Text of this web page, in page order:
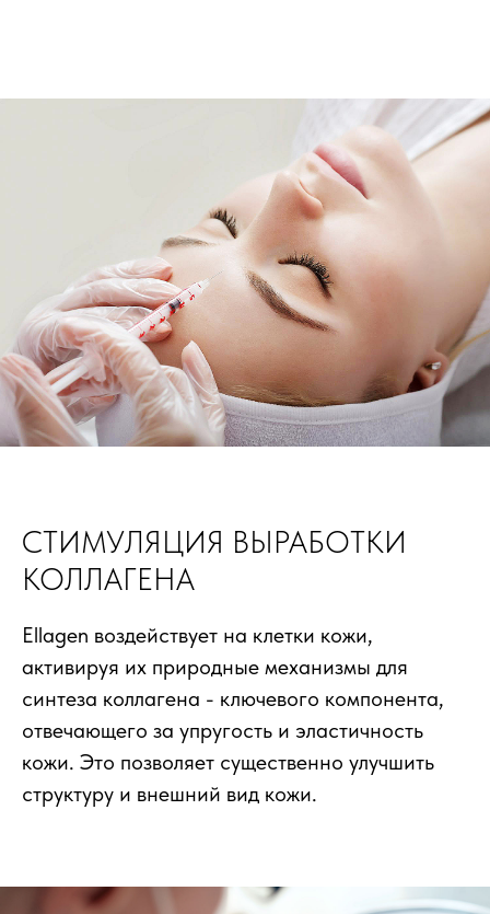
СТИМУЛЯЦИЯ ВЫРАБОТКИ
КОЛЛАГЕНА
Ellagen воздействует на клетки кожи,
активируя их природные механизмы для
синтеза коллагена - ключевого компонента,
отвечающего за упругость и эластичность
кожи. Это позволяет существенно улучшить
структуру и внешний вид кожи.